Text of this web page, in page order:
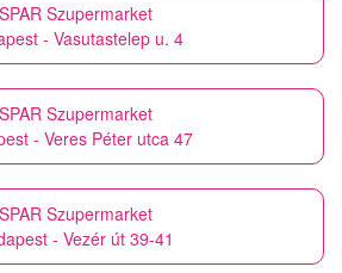
SPAR Szupermarket
- Vasutastelep u. 4
SPAR Szupermarket
- Veres Péter utca 47
SPAR Szupermarket
- Vezér út 39-41